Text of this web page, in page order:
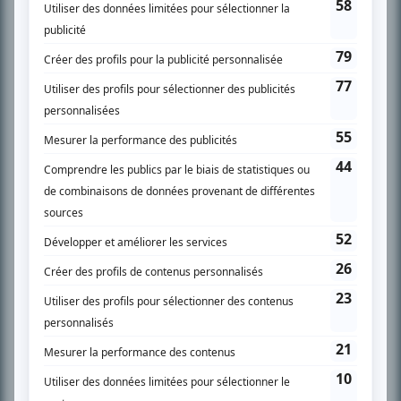
SUR LE RÉSEAU BIZZ MÉDIA
PLAN DU SITE
Accueil
Liste des oeuvres
Recherche avancée
À propos
Nous contacter
Termes et conditions
Politique de confidentialité
Gestion du consentement